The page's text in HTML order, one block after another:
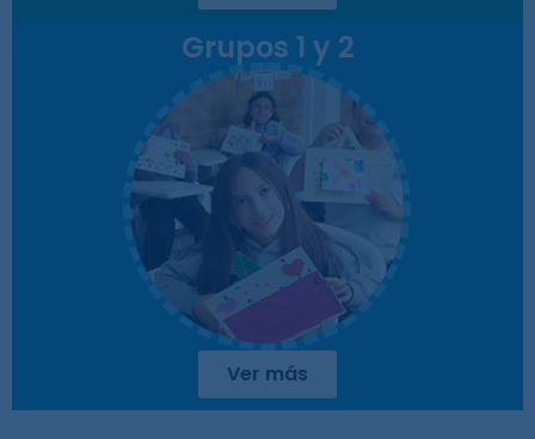
Grupos 1 y 2
Ver más